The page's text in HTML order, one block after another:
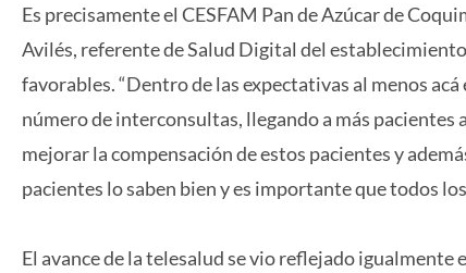
Es precisamente el CESFAM Pan de Azúcar de
Avilés, referente de Salud Digital del
favorables. “Dentro de las expectativas al menos
número de interconsultas, llegando a más pacientes
mejorar la compensación de estos pacientes y
pacientes lo saben bien y es importante que todos
El avance de la telesalud se vio reflejado igualmente